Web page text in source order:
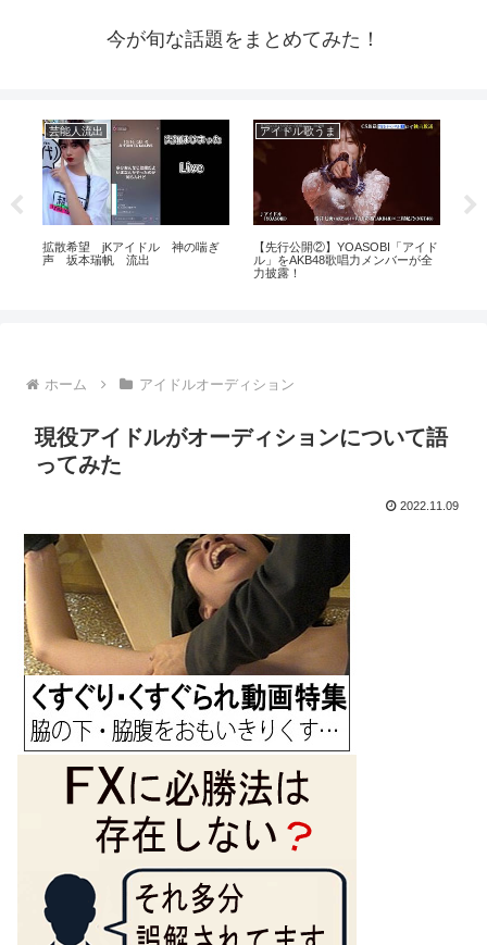
今が旬な話題をまとめてみた！
芸能人流出
拡散希望 jKアイドル 神の喘ぎ
声 坂本瑞帆 流出
アイドル歌うま
【先行公開②】YOASOBI「アイド
ル」をAKB48歌唱力メンバーが全
力披露！
ホーム アイドルオーディション
現役アイドルがオーディションについて語
ってみた
2022.11.09